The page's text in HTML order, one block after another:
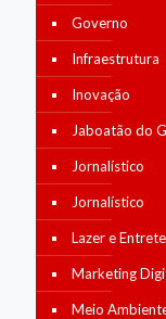
Governo
Infraestrutura
Inovação
Jaboatão do
Jornalístico
Jornalístico
Lazer e
Marketing
Meio